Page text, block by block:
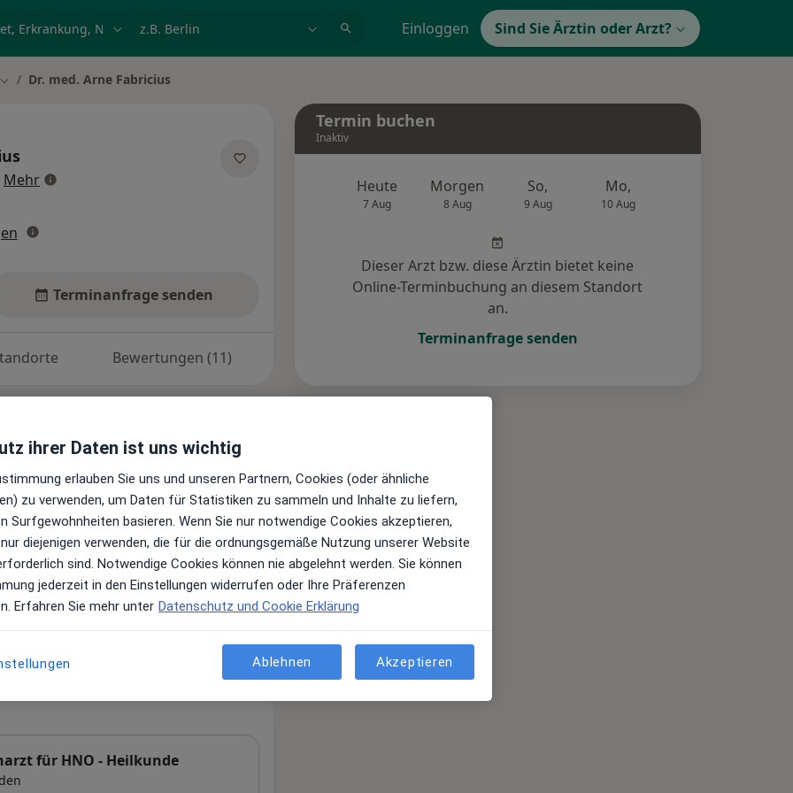
Einloggen Sind Sie Ärztin oder Arzt?
Stadt ändern
Dr. med. Arne Fabricius
Mehrüber Spezialisierungen
Terminanfrage senden
Bewertungen (11)
und Kosten
über Leistungen
für HNO - Heilkunde
Termin buchen
Inaktiv
Heute
7 Aug
Morgen
8 Aug
So,
9 Aug
Mo,
10 Aug
Dieser Arzt bzw. diese Ärztin bietet keine
Online-Terminbuchung an diesem Standort
an.
Terminanfrage senden
ihrer Daten ist uns wichtig
erlauben Sie uns und unseren Partnern, Cookies (oder ähnliche
zu verwenden, um Daten für Statistiken zu sammeln und Inhalte zu liefern,
Surfgewohnheiten basieren. Wenn Sie nur notwendige Cookies akzeptieren,
diejenigen verwenden, die für die ordnungsgemäße Nutzung unserer Website
sind. Notwendige Cookies können nie abgelehnt werden. Sie können
jederzeit in den Einstellungen widerrufen oder Ihre Präferenzen
Erfahren Sie mehr unter Datenschutz und Cookie Erklärung
Ablehnen Akzeptieren